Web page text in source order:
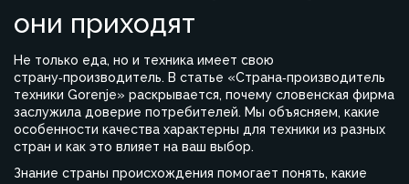
они приходят
Не только еда, но и техника имеет свою
страну‑производитель. В статье «Страна‑производитель
техники Gorenje» раскрывается, почему словенская фирма
заслужила доверие потребителей. Мы объясняем, какие
особенности качества характерны для техники из разных
стран и как это влияет на ваш выбор.
Знание страны происхождения помогает понять, какие